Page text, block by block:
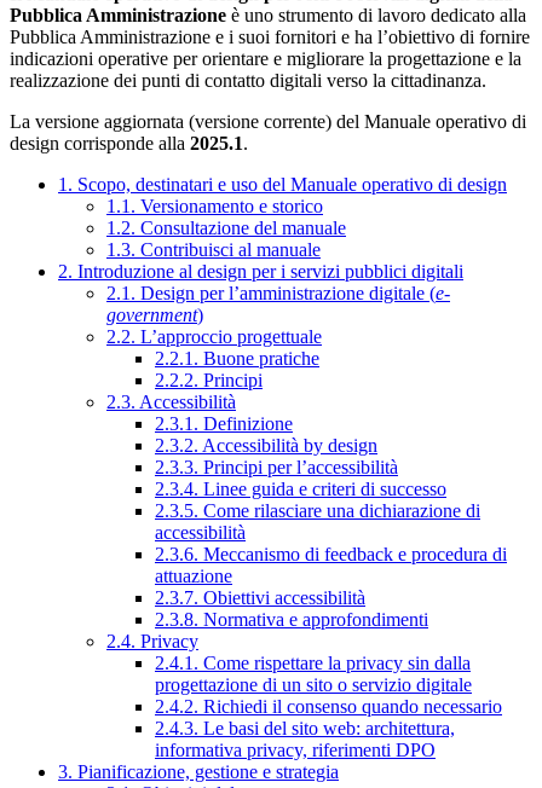
Pubblica Amministrazione è uno strumento di lavoro dedicato alla
Pubblica Amministrazione e i suoi fornitori e ha l’obiettivo di fornire
indicazioni operative per orientare e migliorare la progettazione e la
realizzazione dei punti di contatto digitali verso la cittadinanza.
La versione aggiornata (versione corrente) del Manuale operativo di
design corrisponde alla 2025.1.
1. Scopo, destinatari e uso del Manuale operativo di design
1.1. Versionamento e storico
1.2. Consultazione del manuale
1.3. Contribuisci al manuale
2. Introduzione al design per i servizi pubblici digitali
2.1. Design per l’amministrazione digitale (e-
government)
2.2. L’approccio progettuale
2.2.1. Buone pratiche
2.2.2. Principi
2.3. Accessibilità
2.3.1. Definizione
2.3.2. Accessibilità by design
2.3.3. Principi per l’accessibilità
2.3.4. Linee guida e criteri di successo
2.3.5. Come rilasciare una dichiarazione di
accessibilità
2.3.6. Meccanismo di feedback e procedura di
attuazione
2.3.7. Obiettivi accessibilità
2.3.8. Normativa e approfondimenti
2.4. Privacy
2.4.1. Come rispettare la privacy sin dalla
progettazione di un sito o servizio digitale
2.4.2. Richiedi il consenso quando necessario
2.4.3. Le basi del sito web: architettura,
informativa privacy, riferimenti DPO
3. Pianificazione, gestione e strategia